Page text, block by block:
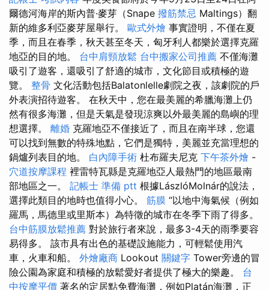
爾德河海岸的斯內普·麥芽（Snape 撥筋禁忌 Maltings）翻
新的維多利亞麥芽屋舉行。 歐式外燴 事實證明，不僅在夏
季，而且在春季，秋天甚至冬天，匈牙利人都樂於選擇克羅
地亞的目的地。 台中肩頸放鬆 台中搬家公司推薦 不僅海灘
吸引了遊客，還吸引了舒適的城市，文化節目或積極的遊
覽。 整骨 文化活動包括Balatonlelle劇院之夜，該劇院的戶
外表演招待遊客。 在秋天中，您在最美麗的希臘海灘上仍
然有很多海灘，但是天氣是發現涼爽以外最美麗的島嶼的理
想選擇。 離婚 克羅地亞不僅接近了，而且在南半球，您還
可以找到無數的特殊地點，它們是獨特，美麗並充當理想的
鍋爐列表目的地。 白內障手術 杜布羅夫尼克 下午茶外燴 -
穴道按摩課程 裡雷特瓦縣是克羅地亞人最熱門的地區最南
部地區之一。 記帳士 準備 ptt 根據LászlóMolnár的說法，
選擇此類目的地時也值得小心。 筋膜 “以地中海氣候（例如
羅馬，馬德里或里斯本）為特徵的城市在冬季下雨了得多。
台中筋膜放鬆推薦 對於旅行者來說，最多3-4天的雨季要容
易得多。 該市具有出色的基礎設施能力，可輕鬆使用汽
車，火車和船。 外燴廠商 Lookout 關鍵字 Tower旁邊的冒
險公園為家庭和積極的放鬆愛好者提供了極大的樂趣。 台
中按摩平價 著名的定居點免費海灘，例如Platán海灘，正